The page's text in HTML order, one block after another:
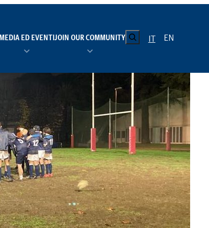
TEAM MANAGER AS LUISS
FORMAZIONE
TRASPARENZA E ETICA
MODELLO ORGANIZZATIVO E CODICE CONDOTTA
Calendario News
CalendarioRosterNews
CalendarioRosterNews
NUOTO
PADEL
RUGBY
SCI
TENNIS
MEDIA ED EVENTI JOIN OUR COMMUNITYCERCA EN